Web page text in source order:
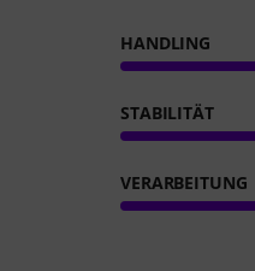
HANDLING
STABILITÄT
VERARBEITUNG